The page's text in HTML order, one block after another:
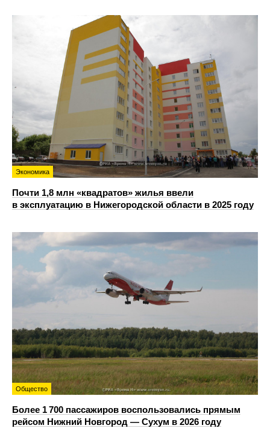
Экономика
Почти 1,8 млн «квадратов» жилья ввели
в эксплуатацию в Нижегородской области в 2025 году
Общество
Более 1 700 пассажиров воспользовались прямым
рейсом Нижний Новгород — Сухум в 2026 году